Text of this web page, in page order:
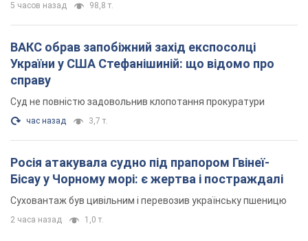
Росія атакувала судно під прапором Гвінеї-
Бісау у Чорному морі: є жертва і постраждалі
Суховантаж був цивільним і перевозив українську пшеницю
2 часа назад